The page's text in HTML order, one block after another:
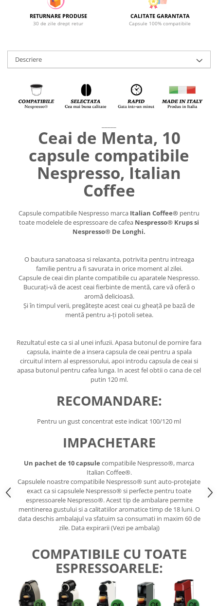
RETURNARE PRODUSE
30 de zile drept retur
CALITATE GARANTATA
Capsule 100% compatibile
Descriere
Ceai de Menta, 10
capsule compatibile
Nespresso, Italian
Coffee
Capsule compatibile Nespresso marca Italian Coffee® pentru
toate modelele de espressoare de cafea Nespresso® Krups si
Nespresso® De Longhi.
O bautura sanatoasa si relaxanta, potrivita pentru intreaga
familie pentru a fi savurata in orice moment al zilei.
Capsule de ceai din plante compatibile cu aparatele Nespresso.
Bucurați-vă de acest ceai fierbinte de mentă, care vă oferă o
aromă delicioasă.
Și în timpul verii, pregătește acest ceai cu gheață pe bază de
mentă pentru a-ți potoli setea.
Rezultatul este ca si al unei infuzii. Apasa butonul de pornire fara
capsula, inainte de a insera capsula de ceai pentru a spala
circuitul intern al espressorului, apoi introdu capsula de ceai si
apasa butonul pentru cafea lunga. In acest fel obtii o cana de cel
putin 120 ml.
RECOMANDARE:
Pentru un gust concentrat este indicat 100/120 ml
IMPACHETARE
Un pachet de 10 capsule compatibile Nespresso®, marca
Italian Coffee®.
Capsulele noastre compatibile Nespresso® sunt auto-protejate
exact ca si capsulele Nespresso® si perfecte pentru toate
espressoarele Nespresso®. Acest tip de ambalare permite
mentinerea gustului si a calitatiilor aromatice timp de 18 luni. O
data deschis ambalajul va sfatuim sa consumati in maxim 60 de
zile. Data expirarii (Vezi pe ambalaj)
COMPATIBILE CU TOATE
ESPRESSOARELE: